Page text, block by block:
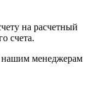
на расчетный
счета.
нашим менеджерам